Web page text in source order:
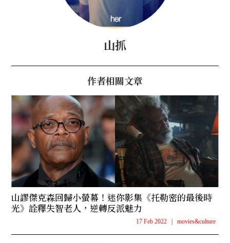
山抓
作者相關文章
山謬傑克森回歸小螢幕！迷你影集《托勒密的最後時
光》詮釋失智老人，逆轉反派魅力
17 Feb 2022 | movies&culture